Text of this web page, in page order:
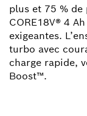
plus et 75 %
CORE18V® 4
exigeantes.
turbo avec
charge rapide,
Boost™.